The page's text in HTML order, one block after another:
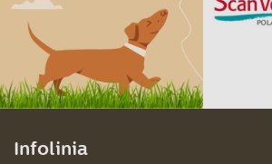
Infolinia